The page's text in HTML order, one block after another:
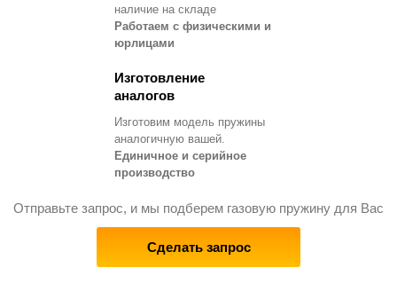
наличие на складе
Работаем с физическими и
юрлицами
Изготовление
аналогов
Изготовим модель пружины
аналогичную вашей.
Единичное и серийное
производство
Отправьте запрос, и мы подберем газовую пружину для Вас
Сделать запрос